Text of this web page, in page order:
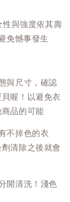
與強度依其壽
免憾事發生
與尺寸，確認
喔！以避免衣
品的可能
不掉色的衣
清除之後就會
開清洗！淺色